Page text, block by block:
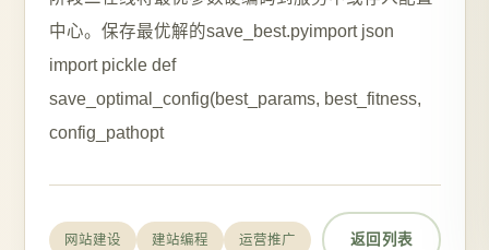
网站建设 建站编程 运营推广 返回列表